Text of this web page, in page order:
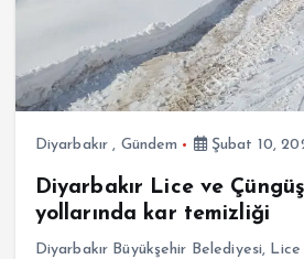
Diyarbakır , Gündem Şubat 10,
Diyarbakır Lice ve
yollarında kar temizliği
Diyarbakır Büyükşehir Belediyesi,